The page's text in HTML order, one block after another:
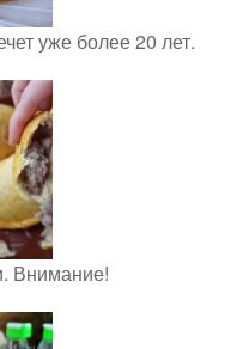
уже более 20 лет.
Внимание!